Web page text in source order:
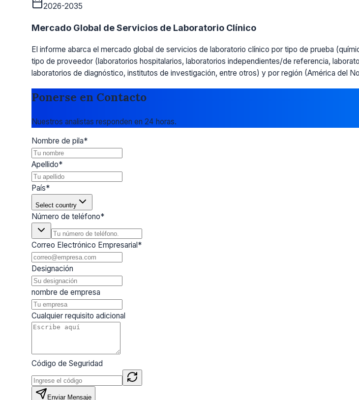
2026-2035
Mercado Global de Servicios de Laboratorio Clínico
El informe abarca el mercado global de servicios de laboratorio clínico por tipo de prueba
tipo de proveedor (laboratorios hospitalarios, laboratorios independientes/de referencia,
laboratorios de diagnóstico, institutos de investigación, entre otros) y por región (América del
Ponerse en Contacto
Nuestros analistas responden en 24 horas.
Nombre de pila*
Apellido*
País*
Select country
Número de teléfono*
Correo Electrónico Empresarial*
Designación
nombre de empresa
Cualquier requisito adicional
Código de Seguridad
Enviar Mensaje